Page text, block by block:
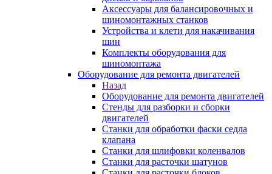
Аксессуары для балансировочных и
шиномонтажных станков
Устройства и клети для накачивания
шин
Комплекты оборудования для
шиномонтажа
Оборудование для ремонта двигателей
Назад
Оборудование для ремонта двигателей
Стенды для разборки и сборки
двигателей
Станки для обработки фаски седла
клапана
Станки для шлифовки коленвалов
Станки для расточки шатунов